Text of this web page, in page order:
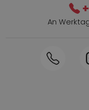
Innerhalb von
An